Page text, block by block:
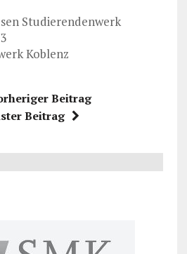
Studierendenwerk
Koblenz
Beitrag
Beitrag